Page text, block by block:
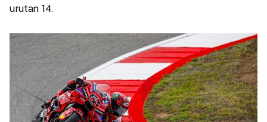
urutan 14.